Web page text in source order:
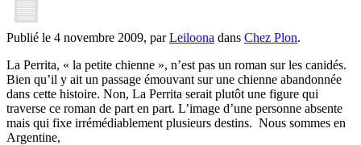
Publié le 4 novembre 2009, parLeiloona dans Chez Plon.
La Perrita, « la petite chienne », n’est pas un roman sur les canidés.
Bien qu’il y ait un passage émouvant sur une chienne abandonnée
dans cette histoire. Non, La Perrita serait plutôt une figure qui
traverse ce roman de part en part. L’image d’une personne absente
mais qui fixe irrémédiablement plusieurs destins. Nous sommes en
Argentine,